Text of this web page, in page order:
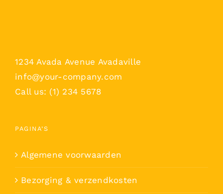
1234 Avada Avenue Avadaville
info@your-company.com
Call us: (1) 234 5678
PAGINA’S
Algemene voorwaarden
Bezorging & verzendkosten